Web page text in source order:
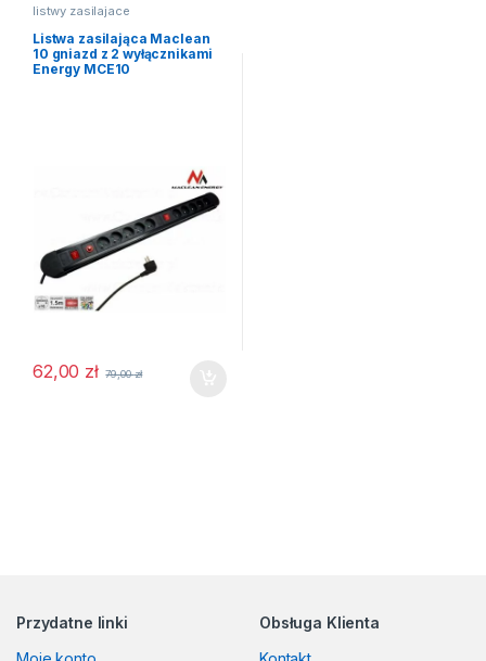
listwy zasilajace
Listwa zasilająca Maclean
10 gniazd z 2 wyłącznikami
Energy MCE10
62,00 zł 79,00zł
Przydatne linki
Obsługa Klienta